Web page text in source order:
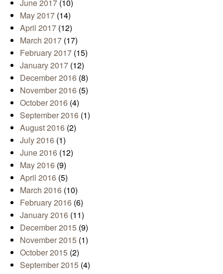
June 2017 (10)
May 2017 (14)
April 2017 (12)
March 2017 (17)
February 2017 (15)
January 2017 (12)
December 2016 (8)
November 2016 (5)
October 2016 (4)
September 2016 (1)
August 2016 (2)
July 2016 (1)
June 2016 (12)
May 2016 (9)
April 2016 (5)
March 2016 (10)
February 2016 (6)
January 2016 (11)
December 2015 (9)
November 2015 (1)
October 2015 (2)
September 2015 (4)